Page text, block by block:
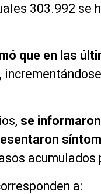
303.992 se
que en las
,
se
acumulados
a: